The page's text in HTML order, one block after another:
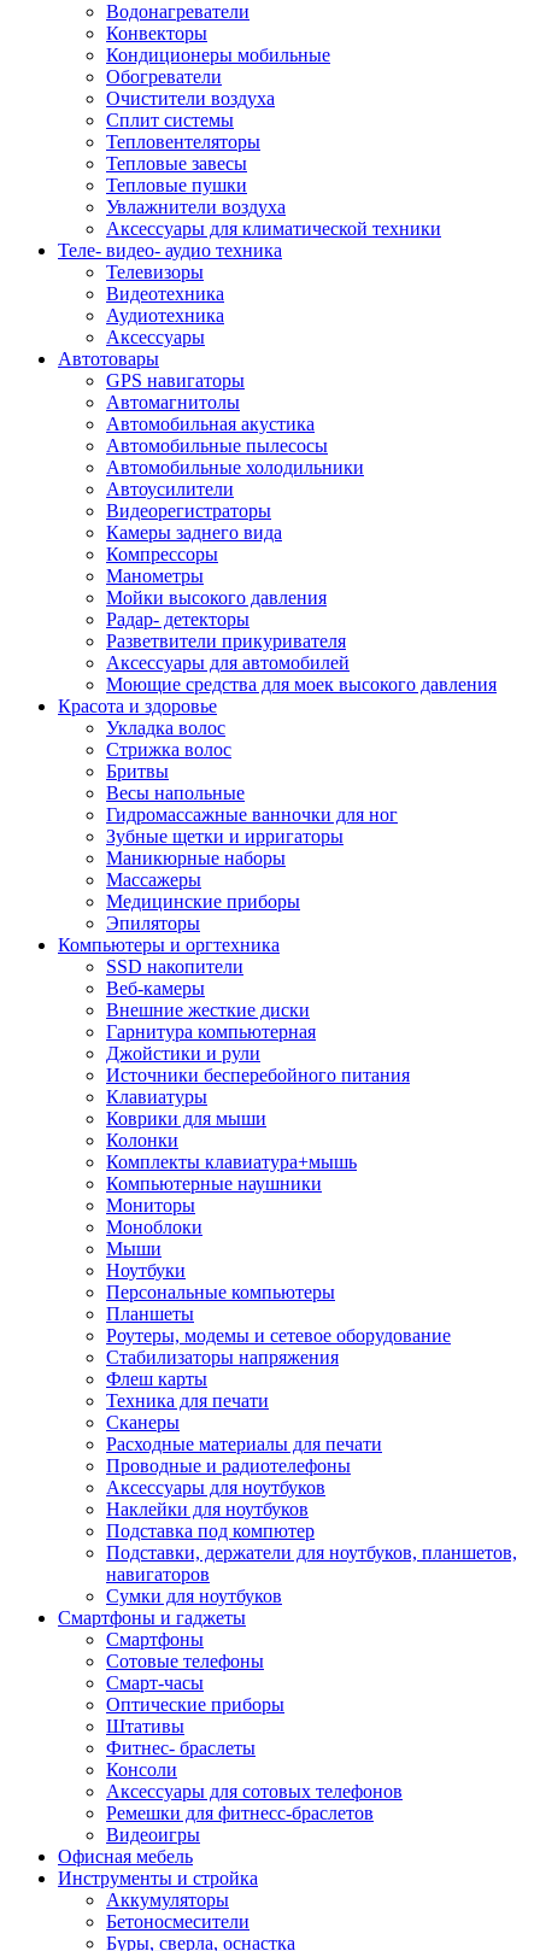
Водонагреватели
Конвекторы
Кондиционеры мобильные
Обогреватели
Очистители воздуха
Сплит системы
Тепловентеляторы
Тепловые завесы
Тепловые пушки
Увлажнители воздуха
Аксессуары для климатической техники
Теле- видео- аудио техника
Телевизоры
Видеотехника
Аудиотехника
Аксессуары
Автотовары
GPS навигаторы
Автомагнитолы
Автомобильная акустика
Автомобильные пылесосы
Автомобильные холодильники
Автоусилители
Видеорегистраторы
Камеры заднего вида
Компрессоры
Манометры
Мойки высокого давления
Радар- детекторы
Разветвители прикуривателя
Аксессуары для автомобилей
Моющие средства для моек высокого давления
Красота и здоровье
Укладка волос
Стрижка волос
Бритвы
Весы напольные
Гидромассажные ванночки для ног
Зубные щетки и ирригаторы
Маникюрные наборы
Массажеры
Медицинские приборы
Эпиляторы
Компьютеры и оргтехника
SSD накопители
Веб-камеры
Внешние жесткие диски
Гарнитура компьютерная
Джойстики и рули
Источники бесперебойного питания
Клавиатуры
Коврики для мыши
Колонки
Комплекты клавиатура+мышь
Компьютерные наушники
Мониторы
Моноблоки
Мыши
Ноутбуки
Персональные компьютеры
Планшеты
Роутеры, модемы и сетевое оборудование
Стабилизаторы напряжения
Флеш карты
Техника для печати
Сканеры
Расходные материалы для печати
Проводные и радиотелефоны
Аксессуары для ноутбуков
Наклейки для ноутбуков
Подставка под компютер
Подставки, держатели для ноутбуков, планшетов,
навигаторов
Сумки для ноутбуков
Смартфоны и гаджеты
Смартфоны
Сотовые телефоны
Смарт-часы
Оптические приборы
Штативы
Фитнес- браслеты
Консоли
Аксессуары для сотовых телефонов
Ремешки для фитнесс-браслетов
Видеоигры
Офисная мебель
Инструменты и стройка
Аккумуляторы
Бетоносмесители
Буры, сверла, оснастка